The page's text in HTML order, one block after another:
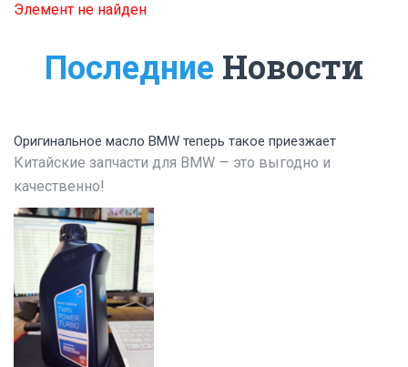
Элемент не найден
Последние Новости
Оригинальное масло BMW теперь такое приезжает
Китайские запчасти для BMW — это выгодно и
качественно!